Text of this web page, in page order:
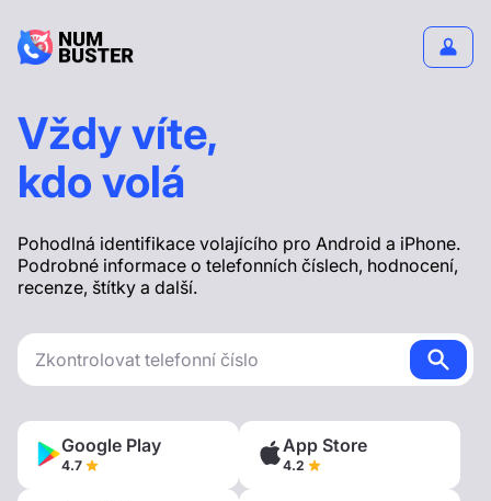
Vždy víte,
kdo volá
Pohodlná identifikace volajícího pro Android a iPhone.
Podrobné informace o telefonních číslech, hodnocení,
recenze, štítky a další.
Google Play
4.7
App Store
4.2